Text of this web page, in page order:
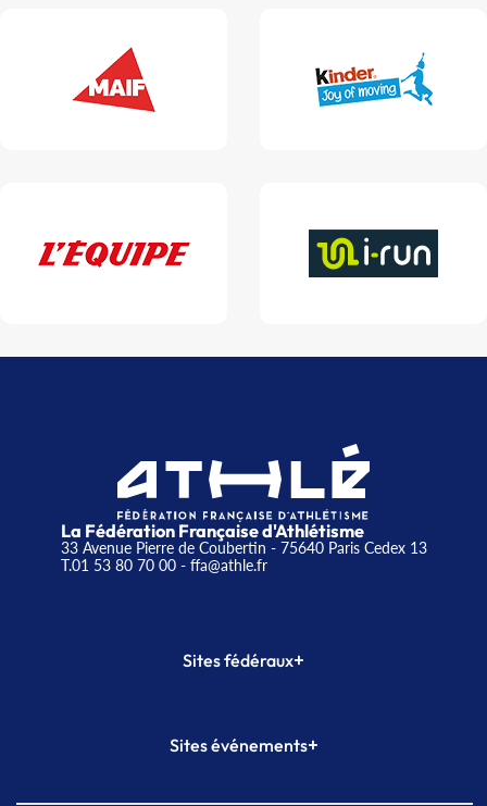
La Fédération Française d'Athlétisme
33 Avenue Pierre de Coubertin - 75640 Paris Cedex 13
T.01 53 80 70 00- ffa@athle.fr
Sites fédéraux+
Plateforme Formation
Sites événements+